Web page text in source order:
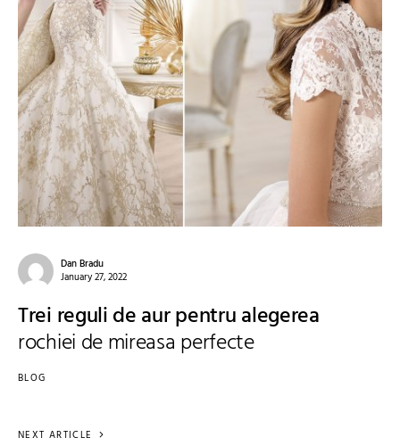
Dan Bradu
January 27, 2022
Trei reguli de aur pentru alegerea
rochiei de mireasa perfecte
BLOG
NEXT ARTICLE